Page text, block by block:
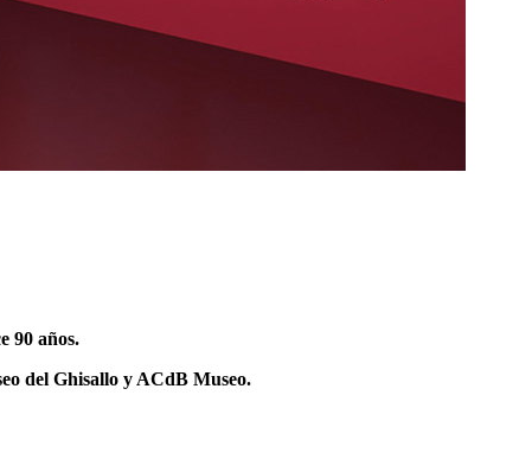
90 años.
del Ghisallo y ACdB Museo.